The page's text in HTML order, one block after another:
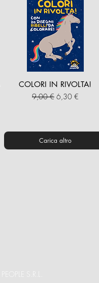
COLORI IN RIVOLTA!
Prezzo regolare
9,00 € Prezzo scontato
6,30 €
Carica altro
PEOPLE S.R.L.